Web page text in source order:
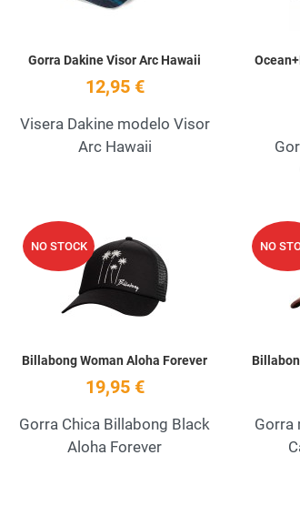
Gorra Dakine Visor Arc Hawaii
12,95 €
Visera Dakine modelo Visor
Arc Hawaii
NO STOCK
Add to
Quick View
Billabong Woman Aloha Forever
19,95 €
Gorra Chica Billabong Black
Aloha Forever
NO
Gorra